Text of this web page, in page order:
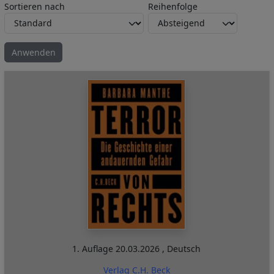
Sortieren nach Reihenfolge
1. Auflage20.03.2026 , Deutsch
Verlag C.H. Beck